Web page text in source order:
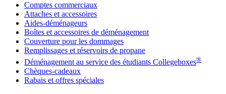
Comptes commerciaux
Attaches et accessoires
Aides-déménageurs
Boîtes et accessoires de déménagement
Couverture pour les dommages
Remplissages et réservoirs de propane
Déménagement au service des étudiants Collegeboxes®
Chèques-cadeaux
Rabais et offres spéciales